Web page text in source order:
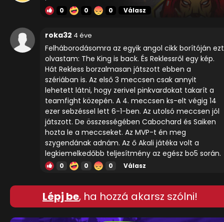
0 0 0 Válasz
roka32 4 éve
Felháborodásomra az egyik angol cikk borítóján ezt
olvastam: The King is back. És Reklessről egy kép.
Hát Rekless borzalmasan játszott ebben a
szériában is. Az első 3 meccsen csak annyit
lehetett látni, hogy zerivel pinkvardokat takarít a
teamfight közepén. A 4. meccsen ks-elt végig 14
ezer sebzéssel lett 6-1-ben. Az utolsó meccsen jól
játszott. De összességében Cabochard és Saiken
hozta le a meccseket. Az MVP-t én meg
szygendának adnám. Az ő Akali játéka volt a
legkiemelkedőbb teljesítmény az egész bo5 során.
0 0 0 Válasz
Lépj be, ha hozzá akarsz szólni!